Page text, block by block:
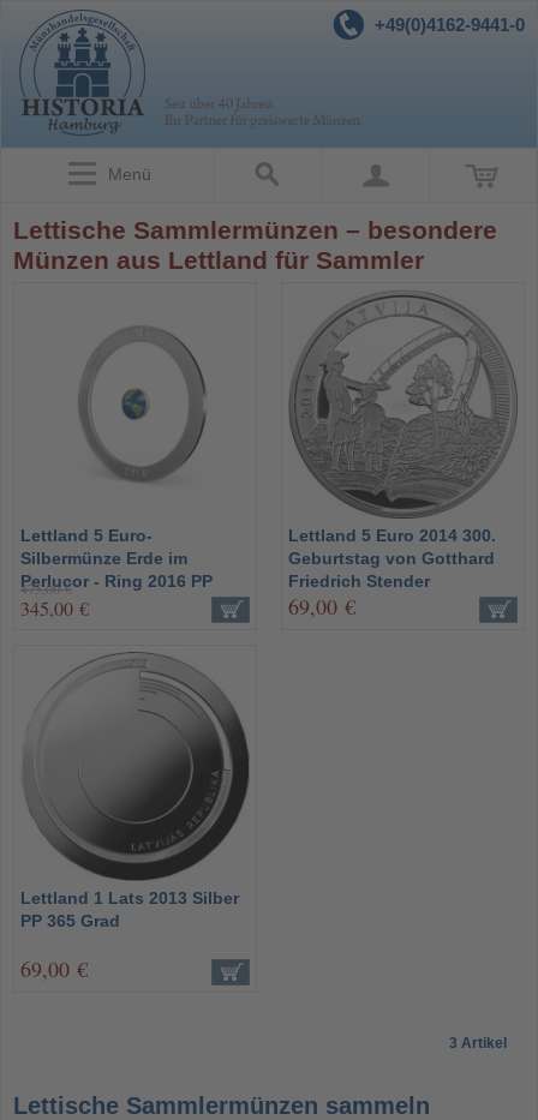
+49(0)4162-9441-0
Menü
Lettische Sammlermünzen – besondere
Münzen aus Lettland für Sammler
Lettland 5 Euro-
Silbermünze Erde im
Perlucor - Ring 2016 PP
475,00 €
345,00 €
Lettland 5 Euro 2014 300.
Geburtstag von Gotthard
Friedrich Stender
69,00 €
Lettland 1 Lats 2013 Silber
PP 365 Grad
69,00 €
3 Artikel
Lettische Sammlermünzen sammeln